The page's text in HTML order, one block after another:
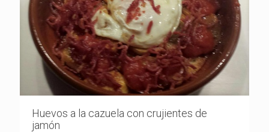
Huevos a la cazuela con crujientes de
jamón